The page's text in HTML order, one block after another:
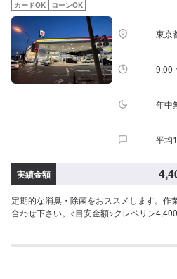
カードOK ローンOK
東京
9:00
年中
平均
実績金額
定期的な消臭・除菌をおススメします。作
合わせ下さい。<目安金額>クレベリン